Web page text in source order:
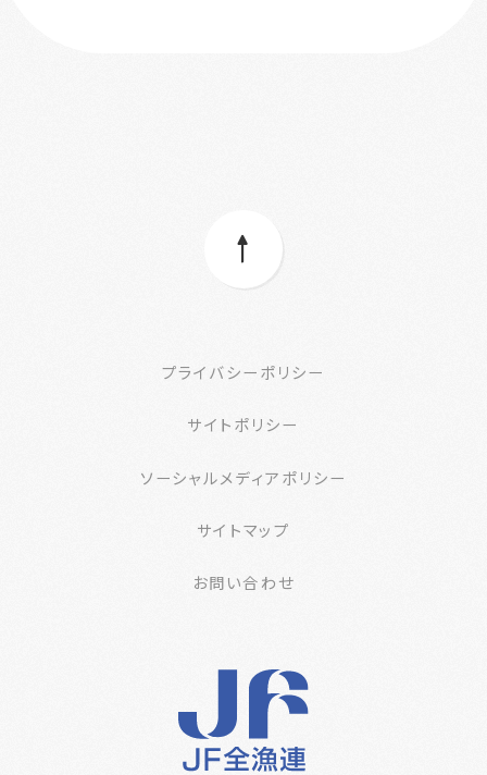
プライバシーポリシー
サイトポリシー
ソーシャルメディアポリシー
サイトマップ
お問い合わせ